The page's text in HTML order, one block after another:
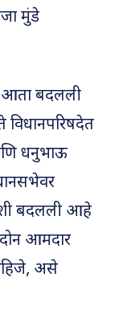
मुंडे
आता बदलली
धनुभाऊ
बदलली आहे
आमदार
असे